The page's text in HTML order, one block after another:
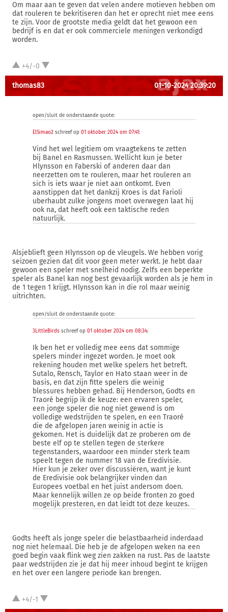
Om maar aan te geven dat velen andere motieven hebben om
dat rouleren te bekritiseren dan het er oprecht niet mee eens
te zijn. Voor de grootste media geldt dat het gewoon een
bedrijf is en dat er ook commerciele meningen verkondigd
worden.
+4/-0
thomas83 01-10-2024 20:39:20
open/sluit de onderstaande quote:
ElSimao2 schreef op 01 oktober 2024 om 07:41:
Vind het wel legitiem om vraagtekens te zetten
bij Banel en Rasmussen. Wellicht kun je beter
Hlynsson en Faberski of anderen daar dan
neerzetten om te rouleren, maar het rouleren an
sich is iets waar je niet aan ontkomt. Even
aanstippen dat het dankzij Kroes is dat Farioli
uberhaubt zulke jongens moet overwegen laat hij
ook na, dat heeft ook een taktische reden
natuurlijk.
Alsjeblieft geen Hlynsson op de vleugels. We hebben vorig
seizoen gezien dat dit voor geen meter werkt. Je hebt daar
gewoon een speler met snelheid nodig. Zelfs een beperkte
speler als Banel kan nog best gevaarlijk worden als je hem in
de 1 tegen 1 krijgt. Hlynsson kan in die rol maar weinig
uitrichten.
open/sluit de onderstaande quote:
3LittleBirds schreef op 01 oktober 2024 om 08:34:
Ik ben het er volledig mee eens dat sommige
spelers minder ingezet worden. Je moet ook
rekening houden met welke spelers het betreft.
Sutalo, Rensch, Taylor en Hato staan weer in de
basis, en dat zijn fitte spelers die weinig
blessures hebben gehad. Bij Henderson, Godts en
Traoré begrijp ik de keuze: een ervaren speler,
een jonge speler die nog niet gewend is om
volledige wedstrijden te spelen, en een Traoré
die de afgelopen jaren weinig in actie is
gekomen. Het is duidelijk dat ze proberen om de
beste elf op te stellen tegen de sterkere
tegenstanders, waardoor een minder sterk team
speelt tegen de nummer 18 van de Eredivisie.
Hier kun je zeker over discussiëren, want je kunt
de Eredivisie ook belangrijker vinden dan
Europees voetbal en het juist andersom doen.
Maar kennelijk willen ze op beide fronten zo goed
mogelijk presteren, en dat leidt tot deze keuzes.
Godts heeft als jonge speler die belastbaarheid inderdaad
nog niet helemaal. Die heb je de afgelopen weken na een
goed begin vaak flink weg zien zakken na rust. Pas de laatste
paar wedstrijden zie je dat hij meer inhoud begint te krijgen
en het over een langere periode kan brengen.
+4/-1